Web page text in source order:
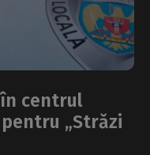
centrul
„Străzi